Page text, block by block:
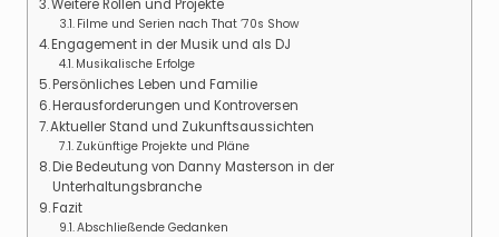
Weitere Rollen und Projekte
Filme und Serien nach That ’70s Show
Engagement in der Musik und als DJ
Musikalische Erfolge
Persönliches Leben und Familie
Herausforderungen und Kontroversen
Aktueller Stand und Zukunftsaussichten
Zukünftige Projekte und Pläne
Die Bedeutung von Danny Masterson in der
Unterhaltungsbranche
Fazit
Abschließende Gedanken